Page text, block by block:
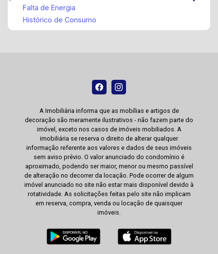
Falta de Energia
Histórico de Consumo
A Imobiliária informa que as mobílias e artigos de
decoração são meramente ilustrativos - não fazem parte do
imóvel, exceto nos casos de imóveis mobiliados. A
imobiliária se reserva o direito de alterar qualquer
informação referente aos valores e dados de seus imóveis
sem aviso prévio. O valor anunciado do condomínio é
aproximado, podendo ser maior, menor ou mesmo passível
de alteração no decorrer da locação. Pode ocorrer de algum
imóvel anunciado no site não estar mais disponível devido à
rotatividade. As solicitações feitas pelo site não implicam
em reserva, compra, venda ou locação de quaisquer
imóveis.